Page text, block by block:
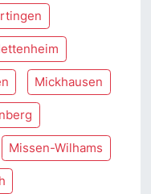
Mickhausen
Missen-Wilhams